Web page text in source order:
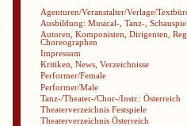
Agenturen/Veranstalter/Verlage/
Ausbildung: Musical-, Tanz-,
Autoren, Komponisten, Dirigenten,
Choreographen
Impressum
Kritiken, News, Verzeichnisse
Performer/Female
Performer/Male
Tanz-/Theater-/Chor-/Instr.: Österreich
Theaterverzeichnis Festspiele
Theaterverzeichnis Österreich